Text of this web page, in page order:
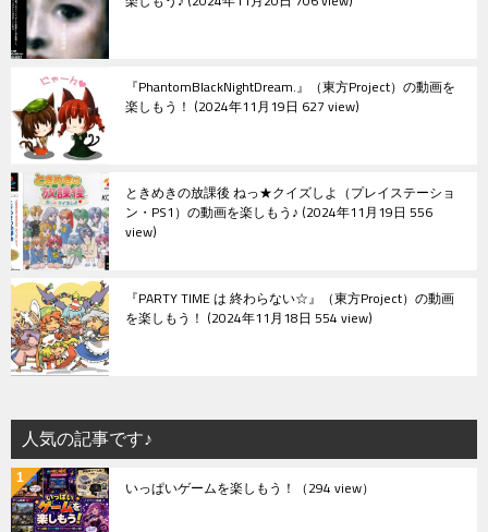
『PhantomBlackNightDream.』（東方Project）の動画を
楽しもう！ 2024年11月19日 627 view
ときめきの放課後 ねっ★クイズしよ（プレイステーショ
ン・PS1）の動画を楽しもう♪ 2024年11月19日 556
view
『PARTY TIME は 終わらない☆』（東方Project）の動画
を楽しもう！ 2024年11月18日 554 view
人気の記事です♪
いっぱいゲームを楽しもう！ （294 view）